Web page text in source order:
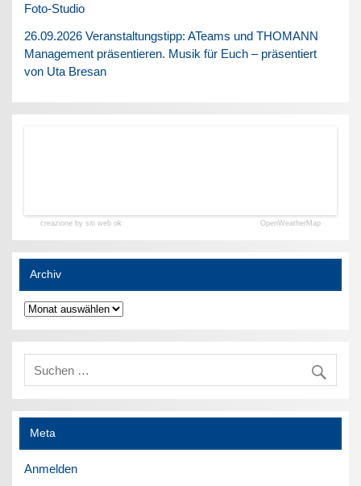
Foto-Studio
26.09.2026 Veranstaltungstipp: ATeams und THOMANN
Management präsentieren. Musik für Euch – präsentiert
von Uta Bresan
creazione by siti web ok OpenWeatherMap
Archiv
Archiv
Meta
Anmelden